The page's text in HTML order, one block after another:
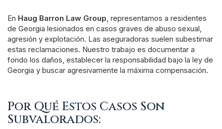
En Haug Barron Law Group , representamos a residentes
de Georgia lesionados en casos graves de abuso sexual,
agresión y explotación. Las aseguradoras suelen subestimar
estas reclamaciones. Nuestro trabajo es documentar a
fondo los daños, establecer la responsabilidad bajo la ley de
Georgia y buscar agresivamente la máxima compensación.
Por Qué Estos Casos Son
Subvalorados: